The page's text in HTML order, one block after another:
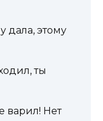
дала, этому
ты
варил! Нет